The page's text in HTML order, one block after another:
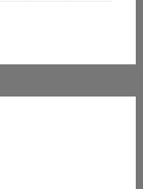
3
4